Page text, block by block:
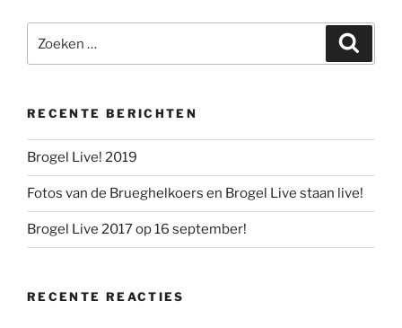
naar:
RECENTE BERICHTEN
Brogel Live! 2019
Fotos van de Brueghelkoers en Brogel Live staan live!
Brogel Live 2017 op 16 september!
RECENTE REACTIES